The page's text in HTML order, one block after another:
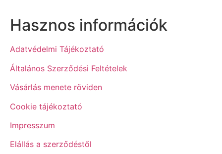
Hasznos információk
Adatvédelmi Tájékoztató
Általános Szerződési Feltételek
Vásárlás menete röviden
Cookie tájékoztató
Impresszum
Elállás a szerződéstől